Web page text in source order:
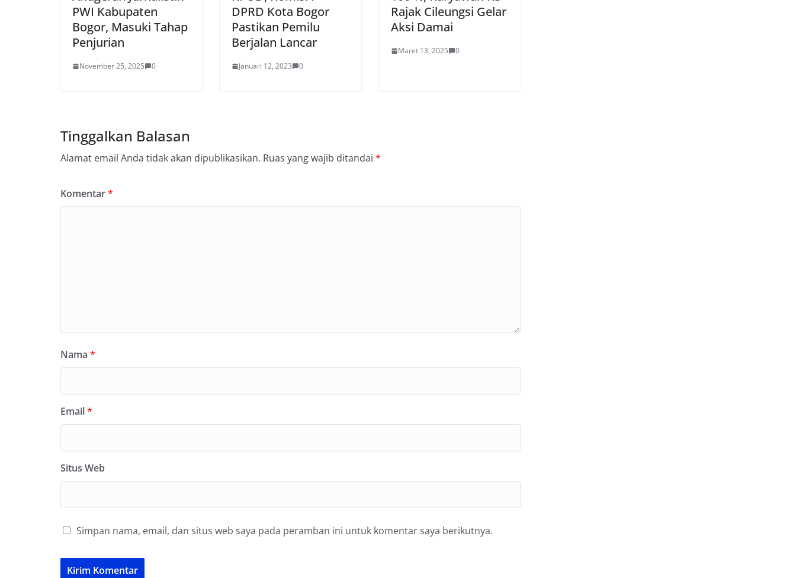
PWI Kabupaten
Bogor, Masuki Tahap
Penjurian
November 25, 2025 0
DPRD Kota Bogor
Pastikan Pemilu
Berjalan Lancar
Januari 12, 2023 0
Rajak Cileungsi Gelar
Aksi Damai
Maret 13, 2025 0
Tinggalkan Balasan
Alamat email Anda tidak akan dipublikasikan. Ruas yang wajib ditandai *
Komentar*
Nama *
Email*
Situs Web
Simpan nama, email, dan situs web saya pada peramban ini untuk komentar saya berikutnya.